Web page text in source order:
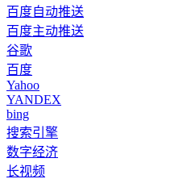
百度自动推送
百度主动推送
谷歌
百度
Yahoo
YANDEX
bing
搜索引擎
数字经济
长视频